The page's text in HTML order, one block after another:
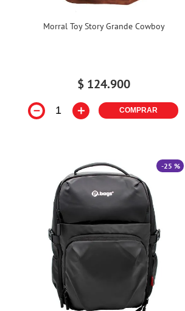
Morral Toy Story Grande Cowboy
$ 124.900
－ ＋ COMPRAR
-25 %